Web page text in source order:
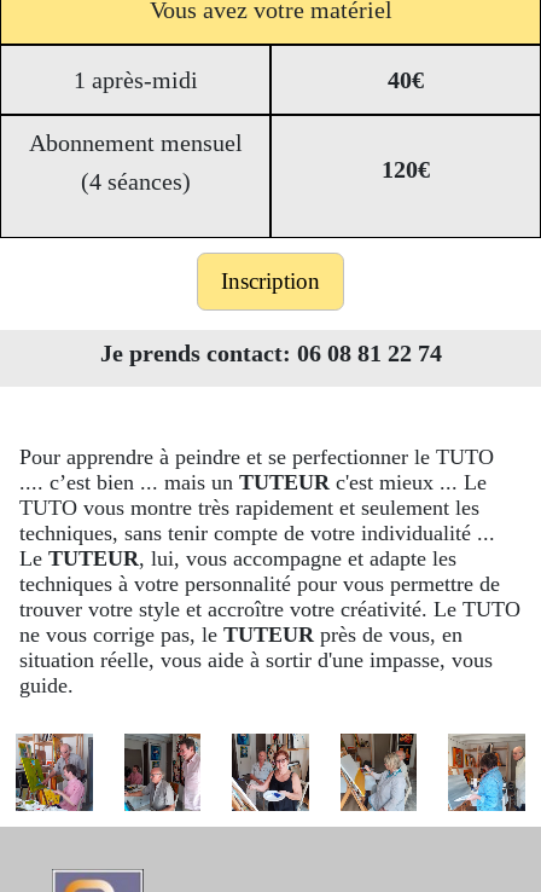
Vous avez votre matériel
1 après-midi 40€
Abonnement mensuel
(4 séances)
120€
Inscription
Je prends contact: 06 08 81 22 74
Pour apprendre à peindre et se perfectionner le TUTO
.... c’est bien ... mais un TUTEUR c'est mieux ... Le
TUTO vous montre très rapidement et seulement les
techniques, sans tenir compte de votre individualité ...
Le TUTEUR, lui, vous accompagne et adapte les
techniques à votre personnalité pour vous permettre de
trouver votre style et accroître votre créativité. Le TUTO
ne vous corrige pas, le TUTEUR près de vous, en
situation réelle, vous aide à sortir d'une impasse, vous
guide.